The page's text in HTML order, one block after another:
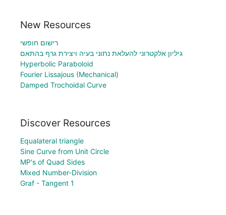
New Resources
רישום חופשי
גיליון אלקטרוני להעלאת נתוני בעיה ויצירת גרף בהתאם
Hyperbolic Paraboloid
Fourier Lissajous (Mechanical)
Damped Trochoidal Curve
Discover Resources
Equalateral triangle
Sine Curve from Unit Circle
MP's of Quad Sides
Mixed Number-Division
Graf - Tangent 1